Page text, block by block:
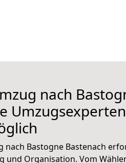
nach
Umzugsexperten
nach Bastogne Bastenach
und Organisation. Vom